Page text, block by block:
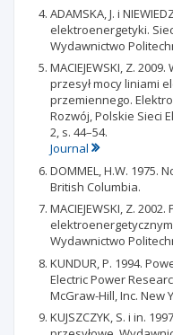
ADAMSKA, J. i
elektroenergetyki.
Wydawnictwo
MACIEJEWSKI, Z.
przesył mocy liniami
przemiennego.
Rozwój, Polskie Sieci
2, s. 44–54.
Journal
DOMMEL, H.W. 1975.
British Columbia.
MACIEJEWSKI, Z.
Wydawnictwo
KUNDUR, P. 1994.
Electric Power
McGraw-Hill, Inc. New
KUJSZCZYK, S. i in.